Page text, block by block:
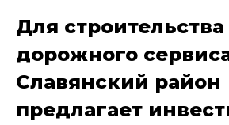
Для
дорожного
Славянский район
предлагает